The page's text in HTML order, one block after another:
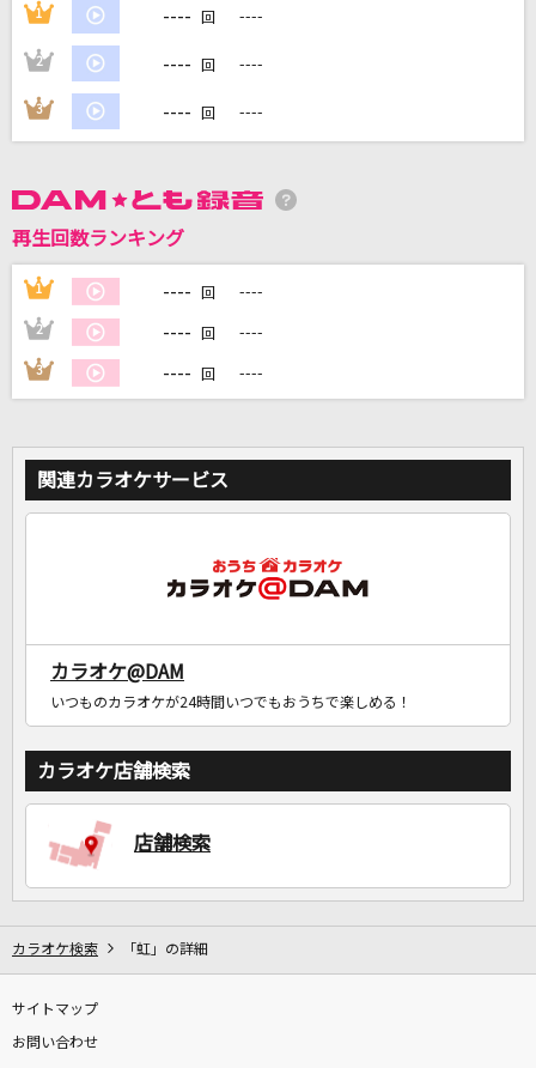
カラオケ最新情報をチェック！
1 ---- 回 ----
2 ---- 回 ----
3 ---- 回 ----
再生回数ランキング
1 ---- 回 ----
2 ---- 回 ----
3 ---- 回 ----
関連カラオケサービス
カラオケ@DAM
いつものカラオケが24時間いつでもおうちで楽しめる！
カラオケ店舗検索
店舗検索
カラオケ検索 「虹」の詳細
サイトマップ
お問い合わせ